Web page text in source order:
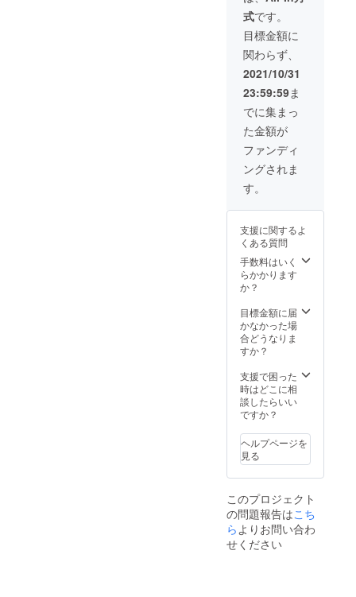
む）、
砂糖、
だし
（こん
ぶ、か
つお
節） ＜
内容量
＞ 1360
グラム
（外箱
を除
く） ＜
保存方
＜添加
物＞ 調
味料
（アミ
ノ酸
等） ＜
小麦、
大豆
ガイド
＜原材
料名＞
国産A5
黒毛和
牛もも
肉、国
産霧島
豚、小
麦粉、
水、食
塩、
しょう
ゆ（小
む）、
だし
（こん
ぶ、か
つお
節） ＜
＞ 2520
グラム
（外箱
を除
保存方
法＞ 冷
凍保存
＜添加
味料
（アミ
ノ酸
等） ＜
ギー＞
小麦、
大豆
式です。
目標金額に
関わらず、
2021/10/31
23:59:59ま
でに集まっ
た金額が
ファンディ
ングされま
す。
支援に関するよ
くある質問
手数料はいく
らかかります
か？
目標金額に届
かなかった場
合どうなりま
すか？
支援で困った
時はどこに相
談したらいい
ですか？
ヘルプページを
見る
このプロジェクト
の問題報告はこち
ら よりお問い合わ
せください